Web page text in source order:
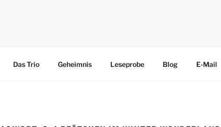
Das Trio Geheimnis Leseprobe Blog E-Mail